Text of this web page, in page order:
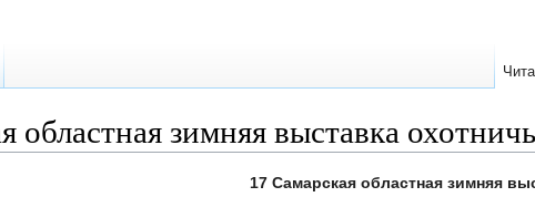
областная зимняя выставка
17 Самарская областная зимняя